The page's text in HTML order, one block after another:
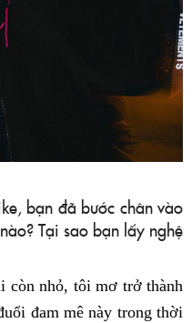
bạn đã bước chân vào
Tại sao bạn lấy nghệ
còn nhỏ, tôi mơ trở thành
đam mê này trong thời